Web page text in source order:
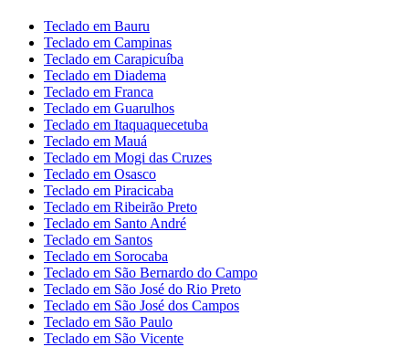
Teclado em Bauru
Teclado em Campinas
Teclado em Carapicuíba
Teclado em Diadema
Teclado em Franca
Teclado em Guarulhos
Teclado em Itaquaquecetuba
Teclado em Mauá
Teclado em Mogi das Cruzes
Teclado em Osasco
Teclado em Piracicaba
Teclado em Ribeirão Preto
Teclado em Santo André
Teclado em Santos
Teclado em Sorocaba
Teclado em São Bernardo do Campo
Teclado em São José do Rio Preto
Teclado em São José dos Campos
Teclado em São Paulo
Teclado em São Vicente